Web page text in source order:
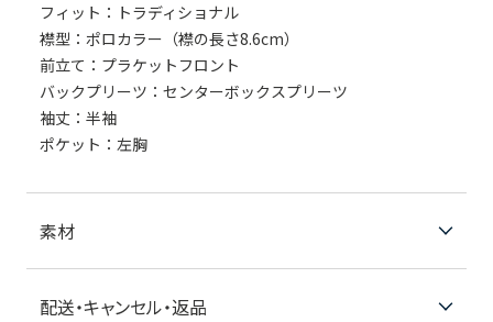
フィット：トラディショナル
襟型：ポロカラー（襟の長さ8.6cm）
前立て：プラケットフロント
バックプリーツ：センターボックスプリーツ
袖丈：半袖
ポケット：左胸
素材
配送・キャンセル・返品